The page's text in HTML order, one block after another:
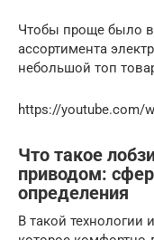
Чтобы проще было
ассортимента
небольшой топ
https://youtube.com/
Что такое
приводом:
определения
В такой технологии